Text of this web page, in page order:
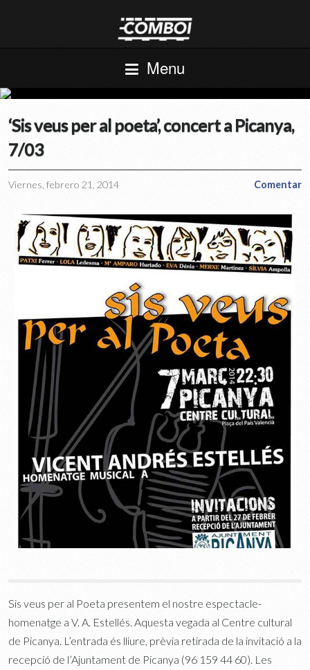
Menu
‘Sis veus per al poeta’, concert a Picanya,
7/03
Viernes, febrero 21, 2014 Comentar
Sis veus per al Poeta presentem el nostre espectacle-
homenatge a V. A. Estellés. Aquesta vegada al Centre cultural
de Picanya. L’entrada és lliure, prèvia retirada de la invitació a la
recepció de l’Ajuntament de Picanya (96 159 44 60). Les